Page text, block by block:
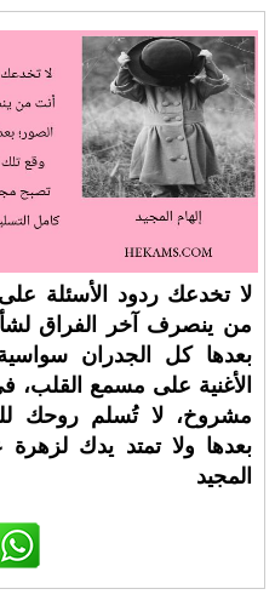
لا تخدعك ردود الأسئلة
من ينصرف آخر الفراق
بعدها كل الجدران
الأغنية على مسمع القلب،
مشروخ، لا تُسلم روحك
بعدها ولا تمتد يدك
المجيد